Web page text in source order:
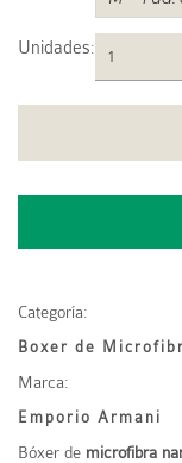
Unidades:
Categoría:
Boxer de
Marca:
Emporio Armani
Bóxer de microfibra